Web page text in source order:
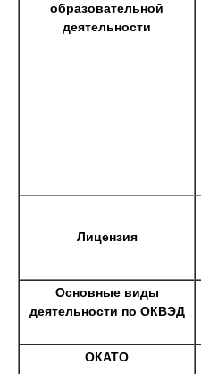
образовательной
деятельности
Лицензия
Основные виды
деятельности по ОКВЭД
ОКАТО